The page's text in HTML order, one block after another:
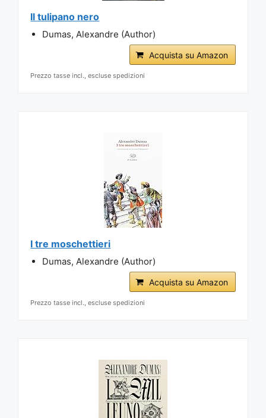
Il tulipano nero
Dumas, Alexandre (Author)
Acquista su Amazon
Prezzo tasse incl., escluse spedizioni
I tre moschettieri
Dumas, Alexandre (Author)
Acquista su Amazon
Prezzo tasse incl., escluse spedizioni